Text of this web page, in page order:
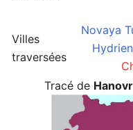
Villes
traversées
Novaya
Tracé de